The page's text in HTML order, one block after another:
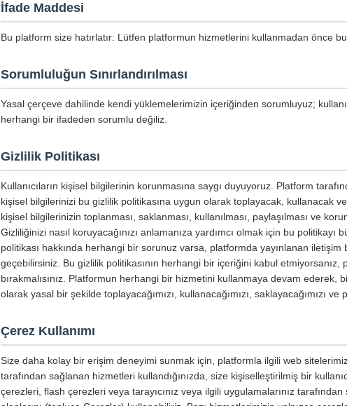
İfade Maddesi
Bu platform size hatırlatır: Lütfen platformun hizmetlerini kullanmadan önce
Sorumluluğun Sınırlandırılması
Yasal çerçeve dahilinde kendi yüklemelerimizin içeriğinden sorumluyuz;
herhangi bir ifadeden sorumlu değiliz.
Gizlilik Politikası
Kullanıcıların kişisel bilgilerinin korunmasına saygı duyuyoruz. Platform
kişisel bilgilerinizi bu gizlilik politikasına uygun olarak toplayacak, kullanacak ve
kişisel bilgilerinizin toplanması, saklanması, kullanılması, paylaşılması ve
Gizliliğinizi nasıl koruyacağınızı anlamanıza yardımcı olmak için bu politikayı
politikası hakkında herhangi bir sorunuz varsa, platformda yayınlanan iletişim
geçebilirsiniz. Bu gizlilik politikasının herhangi bir içeriğini kabul
bırakmalısınız. Platformun herhangi bir hizmetini kullanmaya devam ederek,
olarak yasal bir şekilde toplayacağımızı, kullanacağımızı, saklayacağımızı ve
Çerez Kullanımı
Size daha kolay bir erişim deneyimi sunmak için, platformla ilgili web
tarafından sağlanan hizmetleri kullandığınızda, size kişiselleştirilmiş bir
çerezleri, flash çerezleri veya tarayıcınız veya ilgili uygulamalarınız